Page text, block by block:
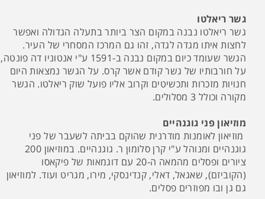
גשר ריאלטו
גשר ריאלטו נבנה במקום הצר ביותר בתעלה הגדולה ואפשר
לחצות איתו מגדה לגדה, זהו גם המרכז המסחרי של העיר.
הגשר שעומד כיום במקום נבנה ב-1591 ע"י אנטוניו דה פונטה,
על חורבותיו של גשר קודם אשר קרס. על הגשר נמצאות היום
חנויות מזכרות ותכשיטים וקרוב אליו פועל שוק ריאלטו. הגשר
מקורה וכולל 3 מסלולים.
מוזיאון פני גוגנהיים
מוזיאון לאומנות מודרנית שהוקם בביתה לשעבר של פני
גוגנהיים ומנוהל ע"י קרן סלומון ר. גוגנהיים. במוזיאון 200
ציורים ופסלים מהמאה ה-20 עם דוגמאות של פיקאסו
(הקוביזם), שאגאל, דאלי, קנדינסקי, מירו, מגריט ועוד. למוזיאון
גם גן ובו מפוזרים פסלים.